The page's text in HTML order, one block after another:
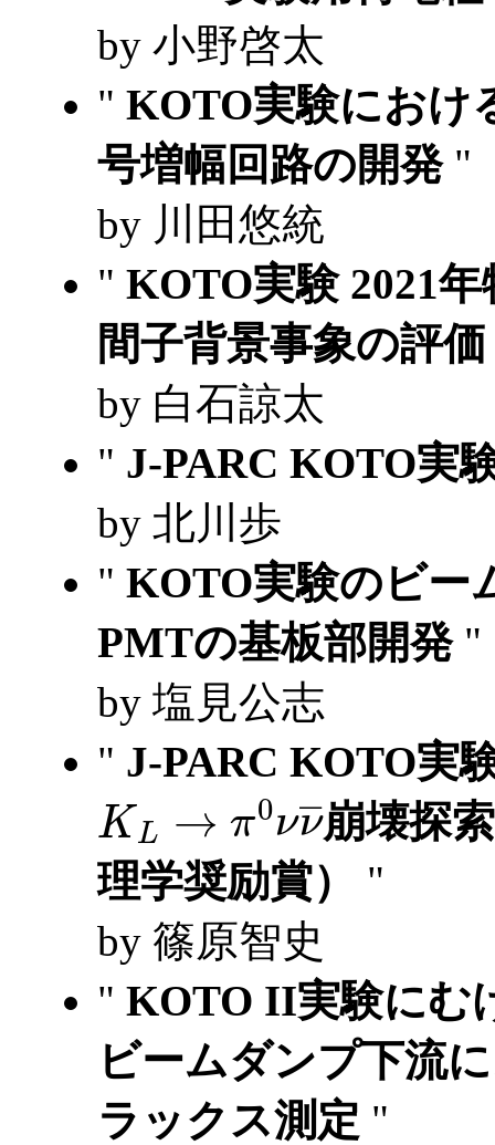
by 小野啓太
" KOTO実験におけ
号増幅回路の開発 "
by 川田悠統
" KOTO実験 2021
間子背景事象の評
by 白石諒太
" J-PARC KOTO実
by 北川歩
" KOTO実験のビー
PMTの基板部開発 "
by 塩見公志
" J-PARC KOTO実
KL ν ―崩壊探
理学奨励賞） "
by 篠原智史
" KOTO II実験にむ
ビームダンプ下流
ラックス測定 "